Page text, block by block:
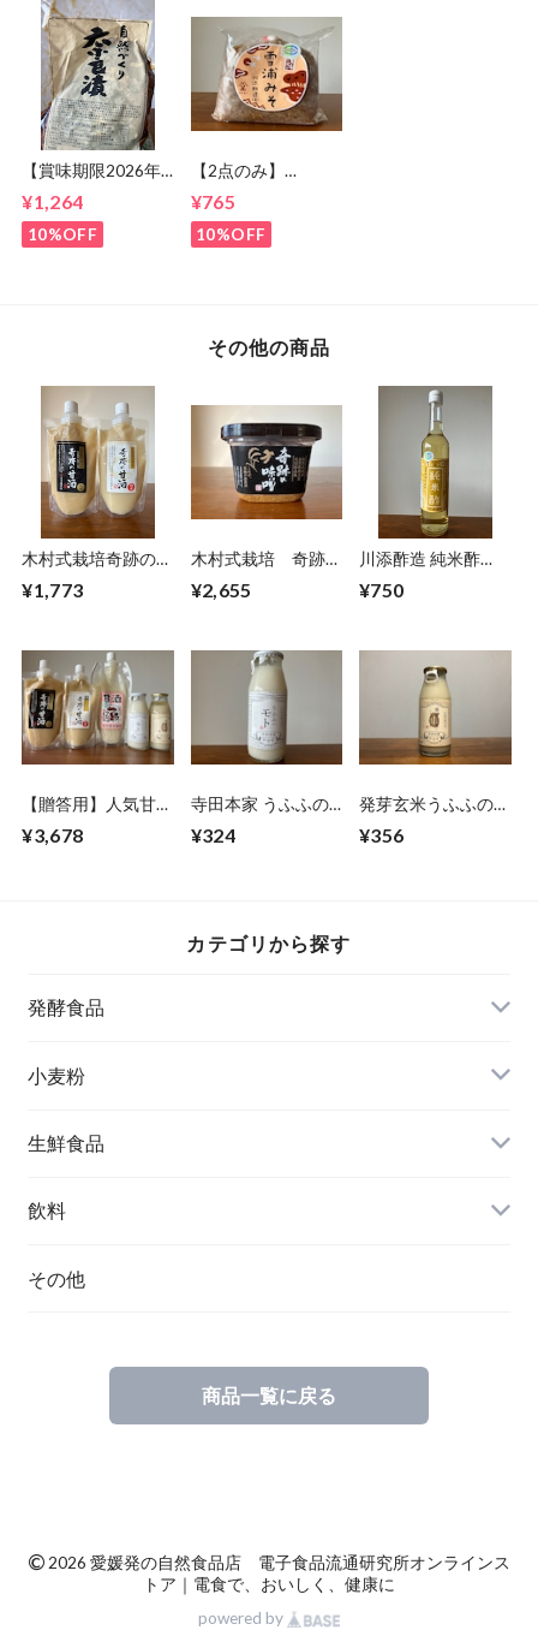
【賞味期限2026年8
10%OFF！】寺田本
家 奈良漬
¥1,264
10%OFF
【2点のみ】
限8/8までのため】
川添酢造 手作り合
わせみそ1kg
¥765
10%OFF
その他の商品
木村式栽培奇跡の甘
ット
¥1,773
木村式栽培 奇跡の
750g
¥2,655
川添酢造 純米酢
¥750
【贈答用】人気甘酒
ト！
¥3,678
寺田本家 うふふの
¥324
発芽玄米うふふのモ
¥356
カテゴリから探す
発酵食品
お酢
醤油
小麦粉
生鮮食品
果物
野菜
飲料
ジュース
その他
商品一覧に戻る
© 2026 愛媛発の自然食品店 電子食品流通研究所オンラインス
トア｜電食で、おいしく、健康に
powered by